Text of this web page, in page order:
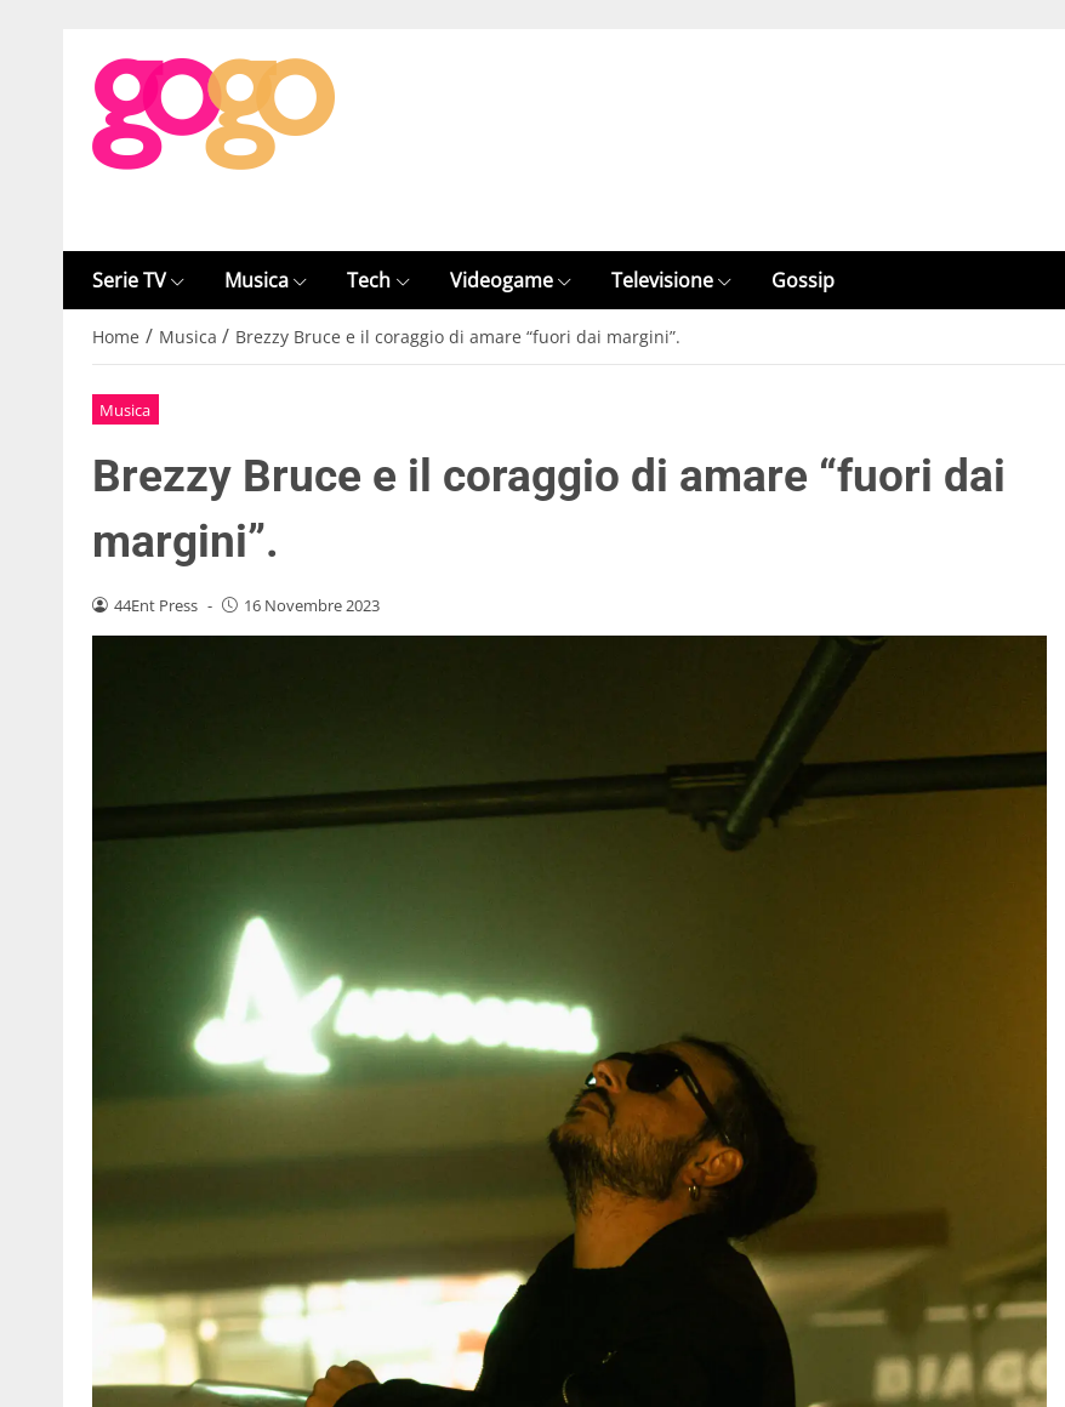
Serie TV Musica Tech Videogame Televisione Gossip
Home / Musica / Brezzy Bruce e il coraggio di amare “fuori dai margini”.
Musica
Brezzy Bruce e il coraggio di amare “fuori dai
margini”.
44Ent Press - 16 Novembre 2023